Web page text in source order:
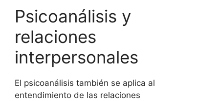
Psicoanálisis y
relaciones
interpersonales
El psicoanálisis también se aplica al
entendimiento de las relaciones